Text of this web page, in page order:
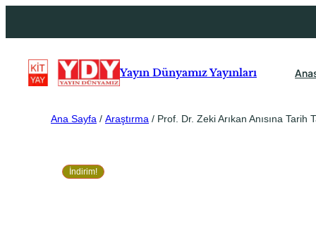
Yayın Dünyamız Yayınları
Ana Sayfa / Araştırma / Prof. Dr. Zeki Arıkan Anısına Tarih
İndirim!